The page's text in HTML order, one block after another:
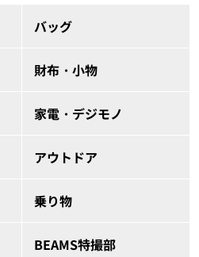
バッグ
財布・小物
家電・デジモノ
アウトドア
乗り物
BEAMS特撮部